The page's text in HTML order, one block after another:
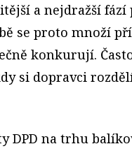
a nejdražší fází
se proto množí
konkurují.
si dopravci
DPD na trhu